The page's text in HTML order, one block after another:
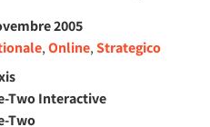
2005
,Online,Strategico
Two Interactive
Two